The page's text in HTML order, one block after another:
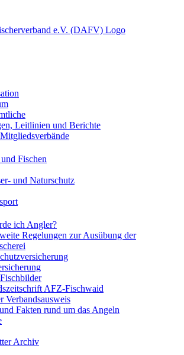
Leitlinien und Berichte
Fischen
und Naturschutz
ich Angler?
Regelungen zur Ausübung der
AFZ-Fischwaid
Verbandsausweis
Fakten rund um das Angeln
Archiv